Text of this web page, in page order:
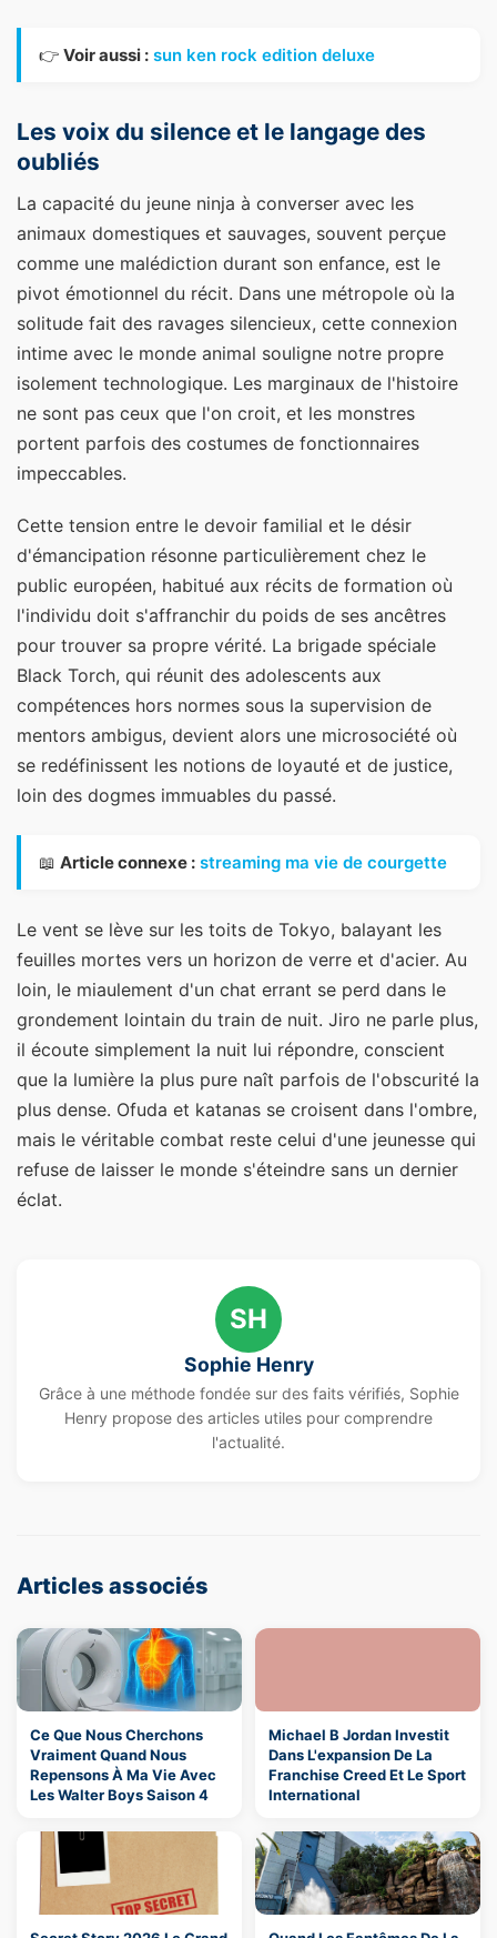
👉 Voir aussi : sun ken rock edition deluxe
Les voix du silence et le langage des
oubliés
La capacité du jeune ninja à converser avec les
animaux domestiques et sauvages, souvent perçue
comme une malédiction durant son enfance, est le
pivot émotionnel du récit. Dans une métropole où la
solitude fait des ravages silencieux, cette connexion
intime avec le monde animal souligne notre propre
isolement technologique. Les marginaux de l'histoire
ne sont pas ceux que l'on croit, et les monstres
portent parfois des costumes de fonctionnaires
impeccables.
Cette tension entre le devoir familial et le désir
d'émancipation résonne particulièrement chez le
public européen, habitué aux récits de formation où
l'individu doit s'affranchir du poids de ses ancêtres
pour trouver sa propre vérité. La brigade spéciale
Black Torch, qui réunit des adolescents aux
compétences hors normes sous la supervision de
mentors ambigus, devient alors une microsociété où
se redéfinissent les notions de loyauté et de justice,
loin des dogmes immuables du passé.
📖 Article connexe : streaming ma vie de courgette
Le vent se lève sur les toits de Tokyo, balayant les
feuilles mortes vers un horizon de verre et d'acier. Au
loin, le miaulement d'un chat errant se perd dans le
grondement lointain du train de nuit. Jiro ne parle plus,
il écoute simplement la nuit lui répondre, conscient
que la lumière la plus pure naît parfois de l'obscurité la
plus dense. Ofuda et katanas se croisent dans l'ombre,
mais le véritable combat reste celui d'une jeunesse qui
refuse de laisser le monde s'éteindre sans un dernier
éclat.
SH
Sophie Henry
Grâce à une méthode fondée sur des faits vérifiés, Sophie
Henry propose des articles utiles pour comprendre
l'actualité.
Articles associés
Ce Que Nous Cherchons
Vraiment Quand Nous
Repensons À Ma Vie Avec
Les Walter Boys Saison 4
Michael B Jordan Investit
Dans L'expansion De La
Franchise Creed Et Le Sport
International